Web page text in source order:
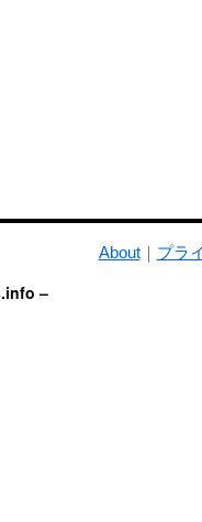
About｜ プラ
–